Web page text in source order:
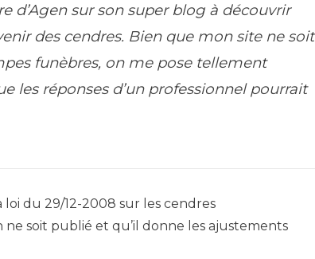
d’Agen sur son super blog à découvrir
des cendres. Bien que mon site ne soit
funèbres, on me pose tellement
les réponses d’un professionnel pourrait
du 29/12-2008 sur les cendres
ne soit publié et qu’il donne les ajustements